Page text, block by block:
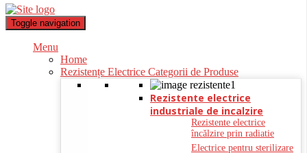
Toggle navigation
Menu
Home
Rezistențe Electrice Categorii de Produse
Rezistente electrice
industriale de incalzire
Rezistente electrice
încălzire prin radiatie
Electrice pentru sterilizare